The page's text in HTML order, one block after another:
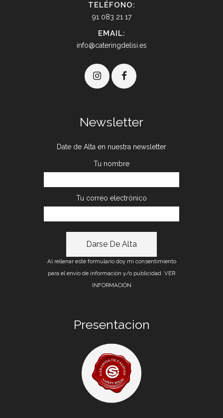
TELÉFONO:
91 083 21 17
EMAIL:
info@cateringdelisi.es
Newsletter
Date de Alta en nuestra newsletter
Tu nombre
Tu correo electrónico
Al rellenar este formulario doy mi consentimiento
para el envío de información y/o publicidad. VER
INFORMACIÓN
Presentacion